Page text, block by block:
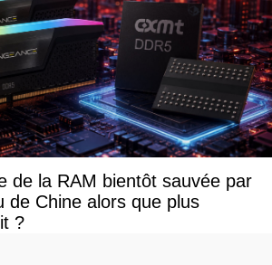
de la RAM bientôt sauvée par
de Chine alors que plus
?